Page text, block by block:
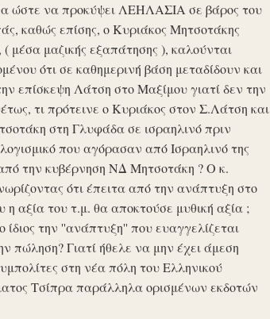
ώστε να προκύψει ΛΕΗΛΑΣΙΑ σε βάρος του
καθώς επίσης, ο Κυριάκος Μητσοτάκης
μαζικής εξαπάτησης ), καλούνται
ότι σε καθημερινή βάση μεταδίδουν και
επίσκεψη Λάτση στο Μαξίμου γιατί δεν την
τι πρότεινε ο Κυριάκος στον Σ.Λάτση και
στη Γλυφάδα σε ισραηλινό πριν
που αγόρασαν από Ισραηλινό της
την κυβέρνηση ΝΔ Μητσοτάκη ? Ο κ.
ότι έπειτα από την ανάπτυξη στο
η αξία του τ.μ. θα αποκτούσε μυθική αξία ;
ίδιος την ''ανάπτυξη'' που ευαγγελίζεται
πώληση? Γιατί ήθελε να μην έχει άμεση
στη νέα πόλη του Ελληνικού
Τσίπρα παράλληλα ορισμένων εκδοτών